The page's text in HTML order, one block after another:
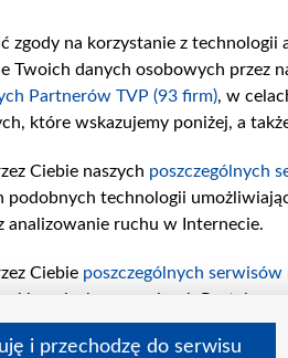
zgody na korzystanie z
danych osobowych przez
Partnerów TVP (93 firm), w
które wskazujemy poniżej, a
Ciebie naszych poszczególnych
technologii
analizowanie ruchu w Internecie.
Ciebie poszczególnych serwisów
w serwisach Portalu
celów i funkcji:
reklam,
i przechodzę do serwisu